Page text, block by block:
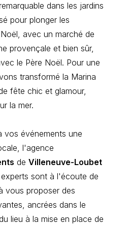
dans les jardins
pour plonger les
avec un marché de
provençale et bien sûr,
le Père Noël. Pour une
transformé la Marina
fête chic et glamour,
la mer.
vos événements une
l'agence
de Villeneuve-Loubet
sont à l'écoute de
vous proposer des
ancrées dans le
lieu à la mise en place de